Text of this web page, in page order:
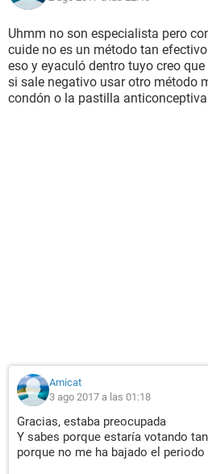
Uhmm no son especialista pero
cuide no es un método tan
eso y eyaculó dentro tuyo creo
si sale negativo usar otro método
condón o la pastilla anticonceptiva
Amicat
3 ago 2017 a las 01:18
Gracias, estaba preocupada
Y sabes porque estaría votando
porque no me ha bajado el periodo